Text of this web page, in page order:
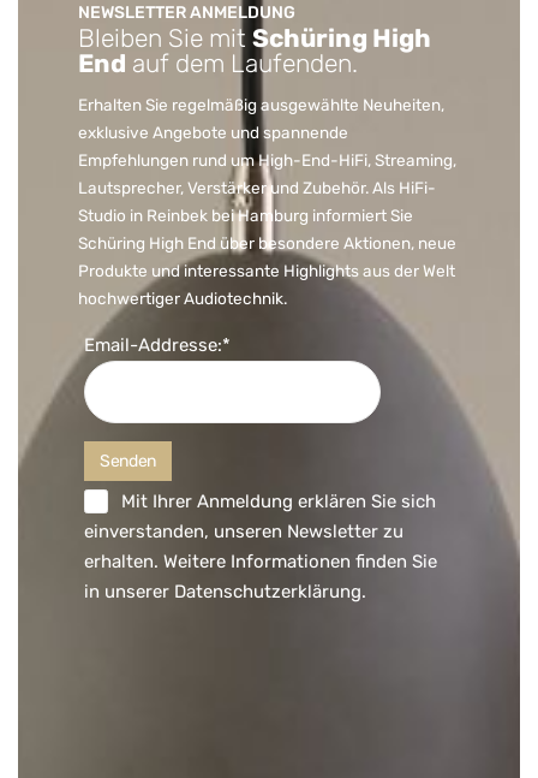
NEWSLETTER ANMELDUNG
Bleiben Sie mit Schüring High
End auf dem Laufenden.
Erhalten Sie regelmäßig ausgewählte Neuheiten,
exklusive Angebote und spannende
Empfehlungen rund um High-End-HiFi, Streaming,
Lautsprecher, Verstärker und Zubehör. Als HiFi-
Studio in Reinbek bei Hamburg informiert Sie
Schüring High End über besondere Aktionen, neue
Produkte und interessante Highlights aus der Welt
hochwertiger Audiotechnik.
Email-Addresse:*
Mit Ihrer Anmeldung erklären Sie sich
einverstanden, unseren Newsletter zu
erhalten. Weitere Informationen finden Sie
in unserer Datenschutzerklärung.